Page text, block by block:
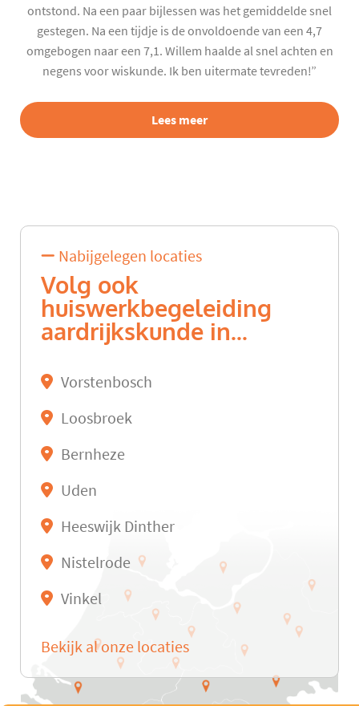
ontstond. Na een paar bijlessen was het gemiddelde snel
gestegen. Na een tijdje is de onvoldoende van een 4,7
omgebogen naar een 7,1. Willem haalde al snel achten en
negens voor wiskunde. Ik ben uitermate tevreden!”
Lees meer
Nabijgelegen locaties
Volg ook
huiswerkbegeleiding
aardrijkskunde in...
Vorstenbosch
Loosbroek
Bernheze
Uden
Heeswijk Dinther
Nistelrode
Vinkel
Bekijk al onze locaties